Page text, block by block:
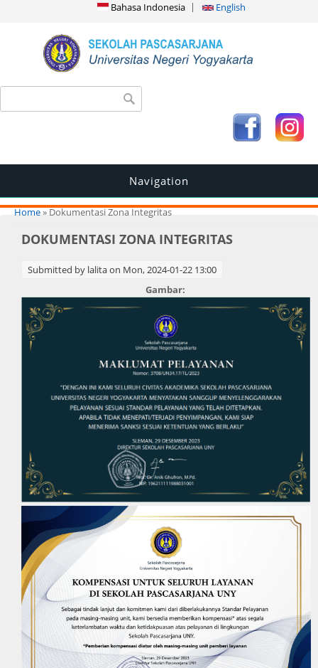
Bahasa Indonesia English
Search form
Navigation
You are here
Home» Dokumentasi Zona Integritas
DOKUMENTASI ZONA INTEGRITAS
Submitted by lalitaon Mon, 2024-01-22 13:00
Gambar: